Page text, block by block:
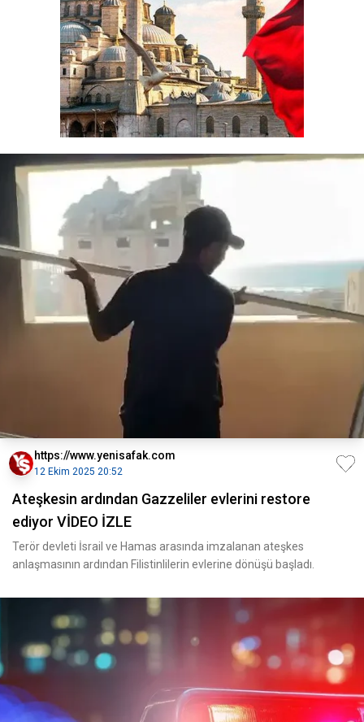
https://www.yenisafak.com
12 Ekim 2025 20:52
Ateşkesin ardından Gazzeliler evlerini restore
ediyor VİDEO İZLE
Terör devleti İsrail ve Hamas arasında imzalanan ateşkes
anlaşmasının ardından Filistinlilerin evlerine dönüşü başladı.